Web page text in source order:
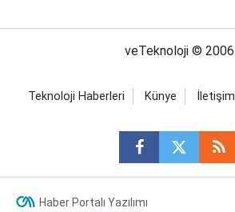
veTeknoloji © 2006
Teknoloji Haberleri Künye İletişim
Haber Portalı Yazılımı